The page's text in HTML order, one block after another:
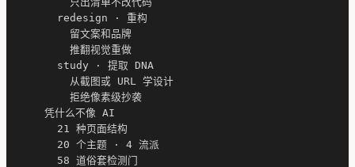
      redesign · 重构
        留文案和品牌
        推翻视觉重做
      study · 提取 DNA
        从截图或 URL 学设计
        拒绝像素级抄袭
    凭什么不像 AI
      21 种页面结构
      20 个主题 · 4 流派
      58 道俗套检测门